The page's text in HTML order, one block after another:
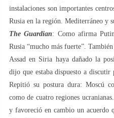
instalaciones son importantes
Rusia en la región. Mediterráneo y
The Guardian: Como afirma
Rusia “mucho más fuerte”.
Assad en Siria haya dañado la
dijo que estaba dispuesto a discutir
Repitió su postura dura: Moscú
como de cuatro regiones
y favoreció en cambio un acuerdo